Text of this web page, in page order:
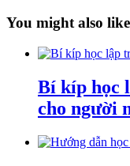
You might also
Bí kíp học
cho người